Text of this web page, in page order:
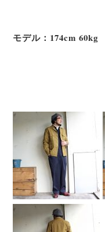
モデル：174cm 60kg